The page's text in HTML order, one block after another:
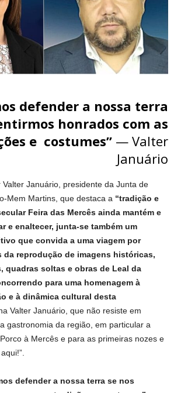
defender a nossa terra
honrados com as
e costumes” — Valter
Januário
Januário, presidente da Junta de
Mem Martins, que destaca a “tradição e
Feira das Mercês ainda mantém e
e enaltecer, junta-se também um
que convida a uma viagem por
da reprodução de imagens históricas,
quadras soltas e obras de Leal da
para uma homenagem à
e à dinâmica cultural desta
Valter Januário, que não resiste em
gastronomia da região, em particular a
à Mercês e para as primeiras nozes e
defender a nossa terra se nos